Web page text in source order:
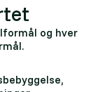
og hver